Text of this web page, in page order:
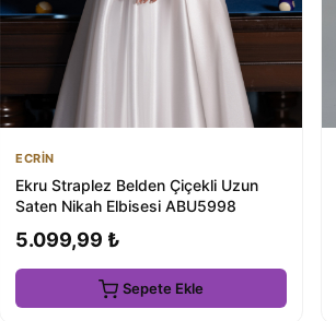
ECRİN
Ekru Straplez Belden Çiçekli Uzun
Saten Nikah Elbisesi ABU5998
5.099,99 ₺
Sepete Ekle